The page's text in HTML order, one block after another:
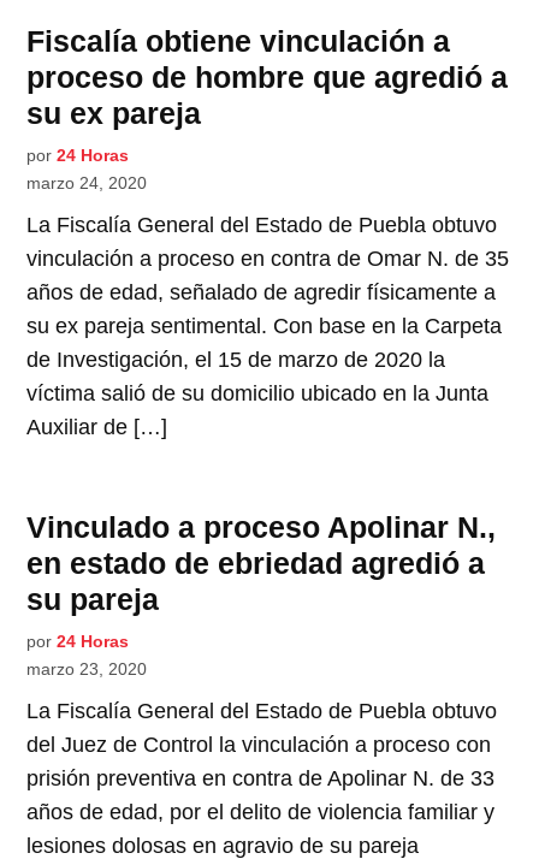
Fiscalía obtiene vinculación a
proceso de hombre que agredió a
su ex pareja
por 24 Horas
marzo 24, 2020
La Fiscalía General del Estado de Puebla obtuvo
vinculación a proceso en contra de Omar N. de 35
años de edad, señalado de agredir físicamente a
su ex pareja sentimental. Con base en la Carpeta
de Investigación, el 15 de marzo de 2020 la
víctima salió de su domicilio ubicado en la Junta
Auxiliar de […]
Vinculado a proceso Apolinar N.,
en estado de ebriedad agredió a
su pareja
por 24 Horas
marzo 23, 2020
La Fiscalía General del Estado de Puebla obtuvo
del Juez de Control la vinculación a proceso con
prisión preventiva en contra de Apolinar N. de 33
años de edad, por el delito de violencia familiar y
lesiones dolosas en agravio de su pareja